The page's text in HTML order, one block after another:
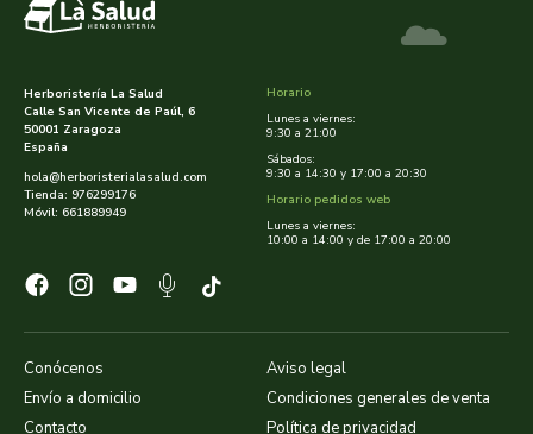
Herboristería La Salud
Calle San Vicente de Paúl, 6
50001 Zaragoza
España
hola@herboristerialasalud.com
Tienda: 976299176
Móvil: 661889949
Conócenos
Envío a domicilio
Contacto
Aviso legal
Condiciones generales de venta
Política de privacidad
Horario
Lunes a viernes:
9:30 a 21:00
Sábados:
9:30 a 14:30 y 17:00 a 20:30
Horario pedidos web
Lunes a viernes:
10:00 a 14:00 y de 17:00 a 20:00
dietisa
dietmil
dioxilife
dismages
dolores guembe
dr dunner